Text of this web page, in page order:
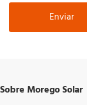
Enviar
Sobre Morego Solar